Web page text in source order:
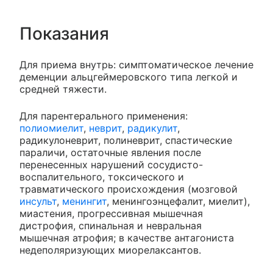
Показания
Для приема внутрь: симптоматическое лечение
деменции альцгеймеровского типа легкой и
средней тяжести.
Для парентерального применения:
полиомиелит, неврит, радикулит,
радикулоневрит, полиневрит, спастические
параличи, остаточные явления после
перенесенных нарушений сосудисто-
воспалительного, токсического и
травматического происхождения (мозговой
инсульт, менингит, менингоэнцефалит, миелит),
миастения, прогрессивная мышечная
дистрофия, спинальная и невральная
мышечная атрофия; в качестве антагониста
недеполяризующих миорелаксантов.